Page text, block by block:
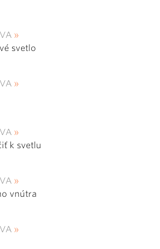
svetlo
k svetlu
vnútra